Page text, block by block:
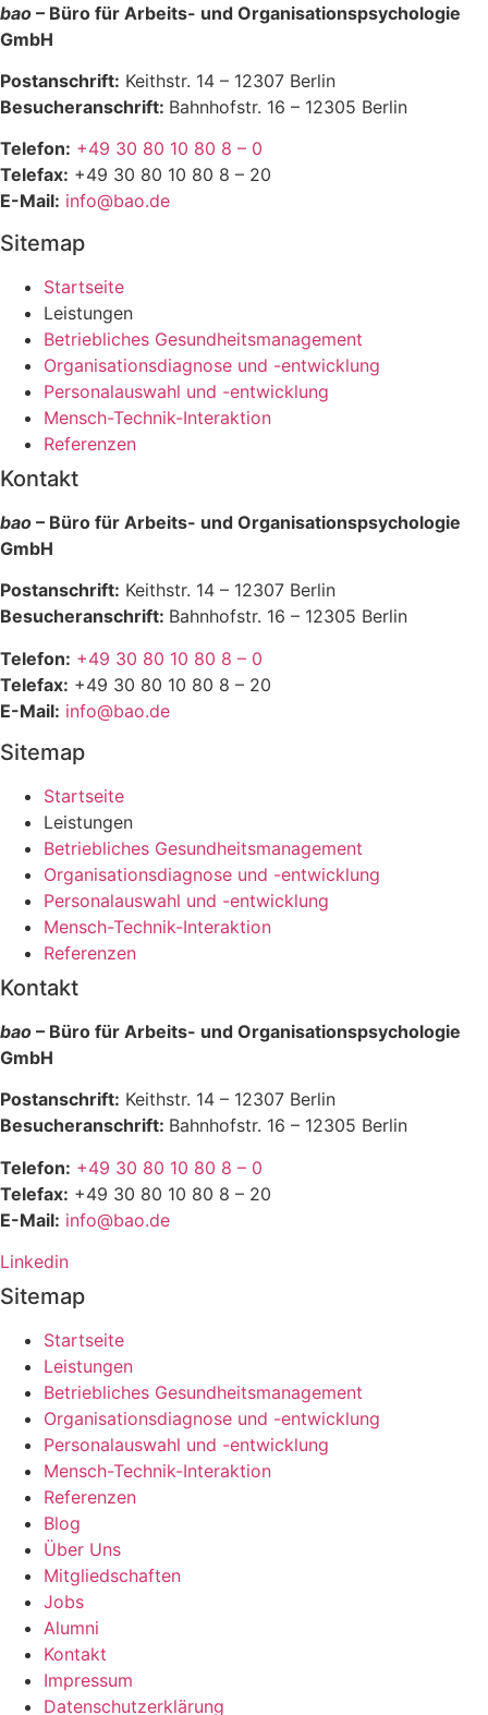
bao – Büro für Arbeits- und Organisationspsychologie
GmbH
Postanschrift: Keithstr. 14 – 12307 Berlin
Besucheranschrift: Bahnhofstr. 16 – 12305 Berlin
Telefon: +49 30 80 10 80 8 – 0
Telefax: +49 30 80 10 80 8 – 20
E-Mail: info@bao.de
Sitemap
Startseite
Leistungen
Betriebliches Gesundheitsmanagement
Organisationsdiagnose und -entwicklung
Personalauswahl und -entwicklung
Mensch-Technik-Interaktion
Referenzen
Kontakt
bao – Büro für Arbeits- und Organisationspsychologie
GmbH
Postanschrift: Keithstr. 14 – 12307 Berlin
Besucheranschrift: Bahnhofstr. 16 – 12305 Berlin
Telefon: +49 30 80 10 80 8 – 0
Telefax: +49 30 80 10 80 8 – 20
E-Mail: info@bao.de
Sitemap
Startseite
Leistungen
Betriebliches Gesundheitsmanagement
Organisationsdiagnose und -entwicklung
Personalauswahl und -entwicklung
Mensch-Technik-Interaktion
Referenzen
Kontakt
bao – Büro für Arbeits- und Organisationspsychologie
GmbH
Postanschrift: Keithstr. 14 – 12307 Berlin
Besucheranschrift: Bahnhofstr. 16 – 12305 Berlin
Telefon: +49 30 80 10 80 8 – 0
Telefax: +49 30 80 10 80 8 – 20
E-Mail: info@bao.de
Linkedin
Sitemap
Startseite
Leistungen
Betriebliches Gesundheitsmanagement
Organisationsdiagnose und -entwicklung
Personalauswahl und -entwicklung
Mensch-Technik-Interaktion
Referenzen
Blog
Über Uns
Mitgliedschaften
Jobs
Alumni
Kontakt
Impressum
Datenschutzerklärung